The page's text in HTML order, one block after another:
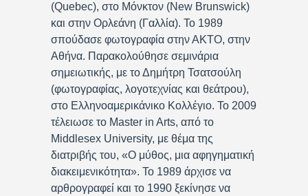
(Quebec), στο Μόνκτον (New Brunswick)
και στην Ορλεάνη (Γαλλία). Το 1989
σπούδασε φωτογραφία στην ΑΚΤΟ, στην
Αθήνα. Παρακολούθησε σεμινάρια
σημειωτικής, με το Δημήτρη Τσατσούλη
(φωτογραφίας, λογοτεχνίας και θεάτρου),
στο Ελληνοαμερικάνικο Κολλέγιο. Το 2009
τέλειωσε το Master in Arts, από το
Middlesex University, με θέμα της
διατριβής του, «Ο μύθος, μια αφηγηματική
διακειμενικότητα». Το 1989 άρχισε να
αρθρογραφεί και το 1990 ξεκίνησε να